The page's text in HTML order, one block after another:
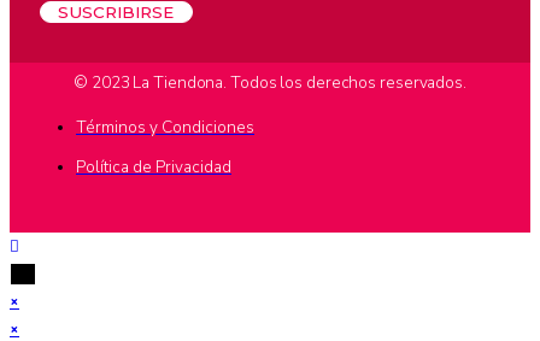
SUSCRIBIRSE
© 2023 La Tiendona. Todos los derechos reservados.
Términos y Condiciones
Política de Privacidad
×
×